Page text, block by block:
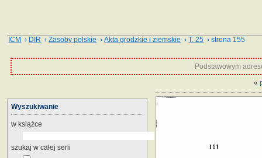
ICM › DIR ›Zasoby polskie ›Akta grodzkie i ziemskie ›T. 25 › strona 155
Podstawowym
«
Wyszukiwanie
w książce
szukaj w całej serii